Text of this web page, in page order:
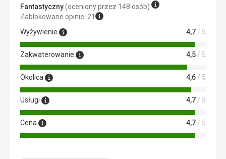
Fantastyczny(oceniony przez 148 osób)
Zablokowane opinie: 21
Wyżywienie
4,7 / 5
Zakwaterowanie 4,5 / 5
Okolica 4,6 / 5
Usługi 4,7 / 5
Cena 4,7 / 5